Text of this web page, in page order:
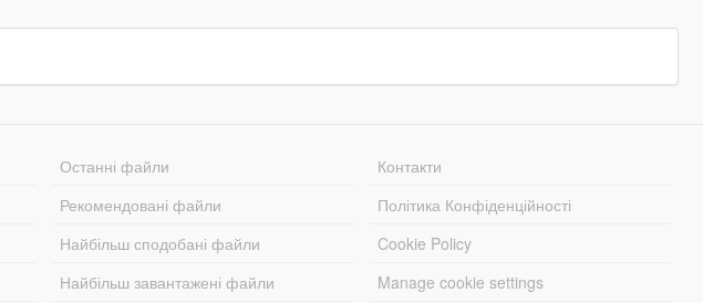
Останні файли
Рекомендовані файли
Найбільш сподобані файли
Найбільш завантажені файли
Контакти
Політика Конфіденційності
Cookie Policy
Manage cookie settings